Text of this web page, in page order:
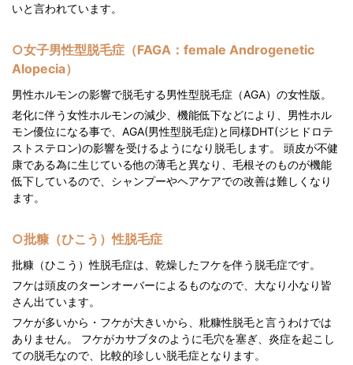
いと言われています。
○女子男性型脱毛症（FAGA：female Androgenetic
Alopecia）
男性ホルモンの影響で脱毛する男性型脱毛症（AGA）の女性版。
老化に伴う女性ホルモンの減少、機能低下などにより、男性ホル
モン優位になる事で、AGA(男性型脱毛症)と同様DHT(ジヒドロテ
ストステロン)の影響を受けるようになり脱毛します。 頭皮が不健
康である為に生じている他の薄毛と異なり、毛根そのものが機能
低下しているので、シャンプーやヘアケアでの改善は難しくなり
ます。
○批糠（ひこう）性脱毛症
批糠（ひこう）性脱毛症は、乾燥したフケを伴う脱毛症です。
フケは頭皮のターンオーバーによるものなので、大なり小なり皆
さん出ています。
フケが多いから・フケが大きいから、粃糠性脱毛と言うわけでは
ありません。 フケがカサブタのように毛穴を塞ぎ、炎症を起こし
ての脱毛なので、比較的珍しい脱毛症となります。